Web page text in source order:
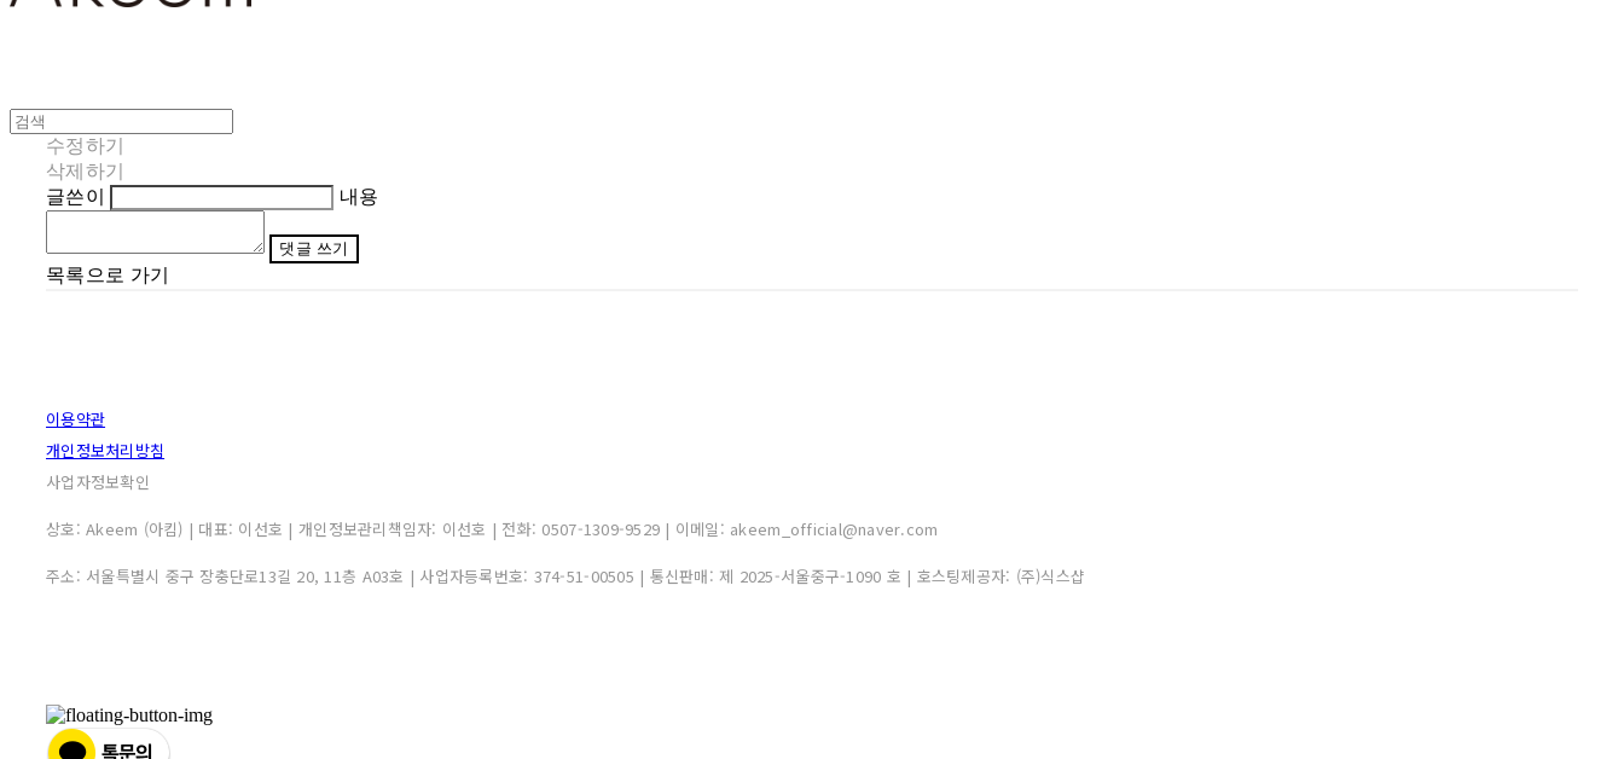
수정하기
삭제하기
글쓴이
내용
댓글 쓰기
목록으로 가기
이용약관
개인정보처리방침
사업자정보확인
상호: Akeem (아킴) | 대표: 이선호 | 개인정보관리책임자: 이선호 | 전화: 0507-1309-9529 | 이메일: akeem_official@naver.com
주소: 서울특별시 중구 장충단로13길 20, 11층 A03호 | 사업자등록번호: 374-51-00505 | 통신판매: 제 2025-서울중구-1090 호 | 호스팅제공자: (주)식스샵